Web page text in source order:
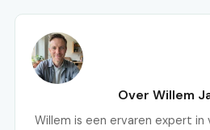
Over Willem
Willem is een ervaren expert in